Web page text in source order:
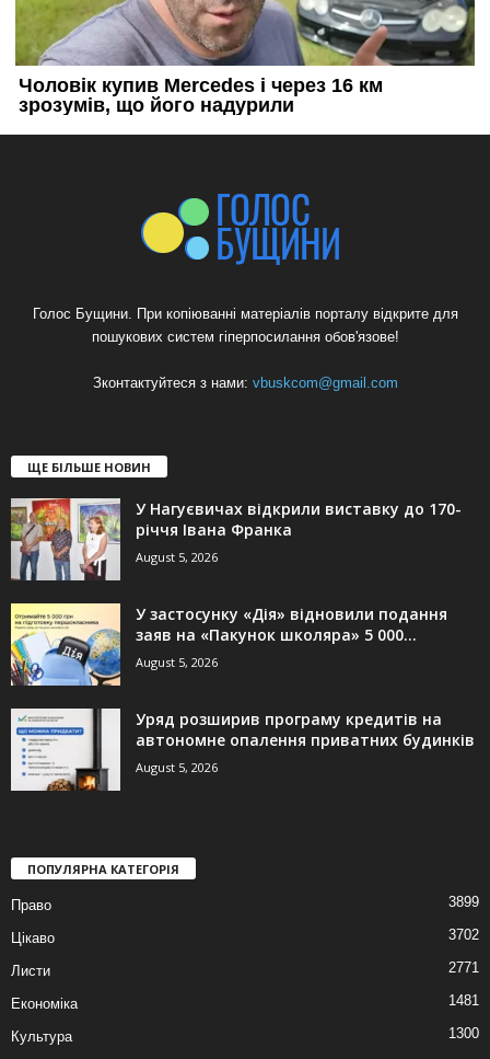
Голос Бущини. При копіюванні матеріалів порталу відкрите для
пошукових систем гіперпосилання обов'язове!
Зконтактуйтеся з нами: vbuskcom@gmail.com
ЩЕ БІЛЬШЕ НОВИН
У Нагуєвичах відкрили виставку до 170-
річчя Івана Франка
August 5, 2026
У застосунку «Дія» відновили подання
заяв на «Пакунок школяра» 5 000...
August 5, 2026
Уряд розширив програму кредитів на
автономне опалення приватних будинків
August 5, 2026
ПОПУЛЯРНА КАТЕГОРІЯ
Право 3899
Цікаво 3702
Листи 2771
Економіка 1481
Культура
1300